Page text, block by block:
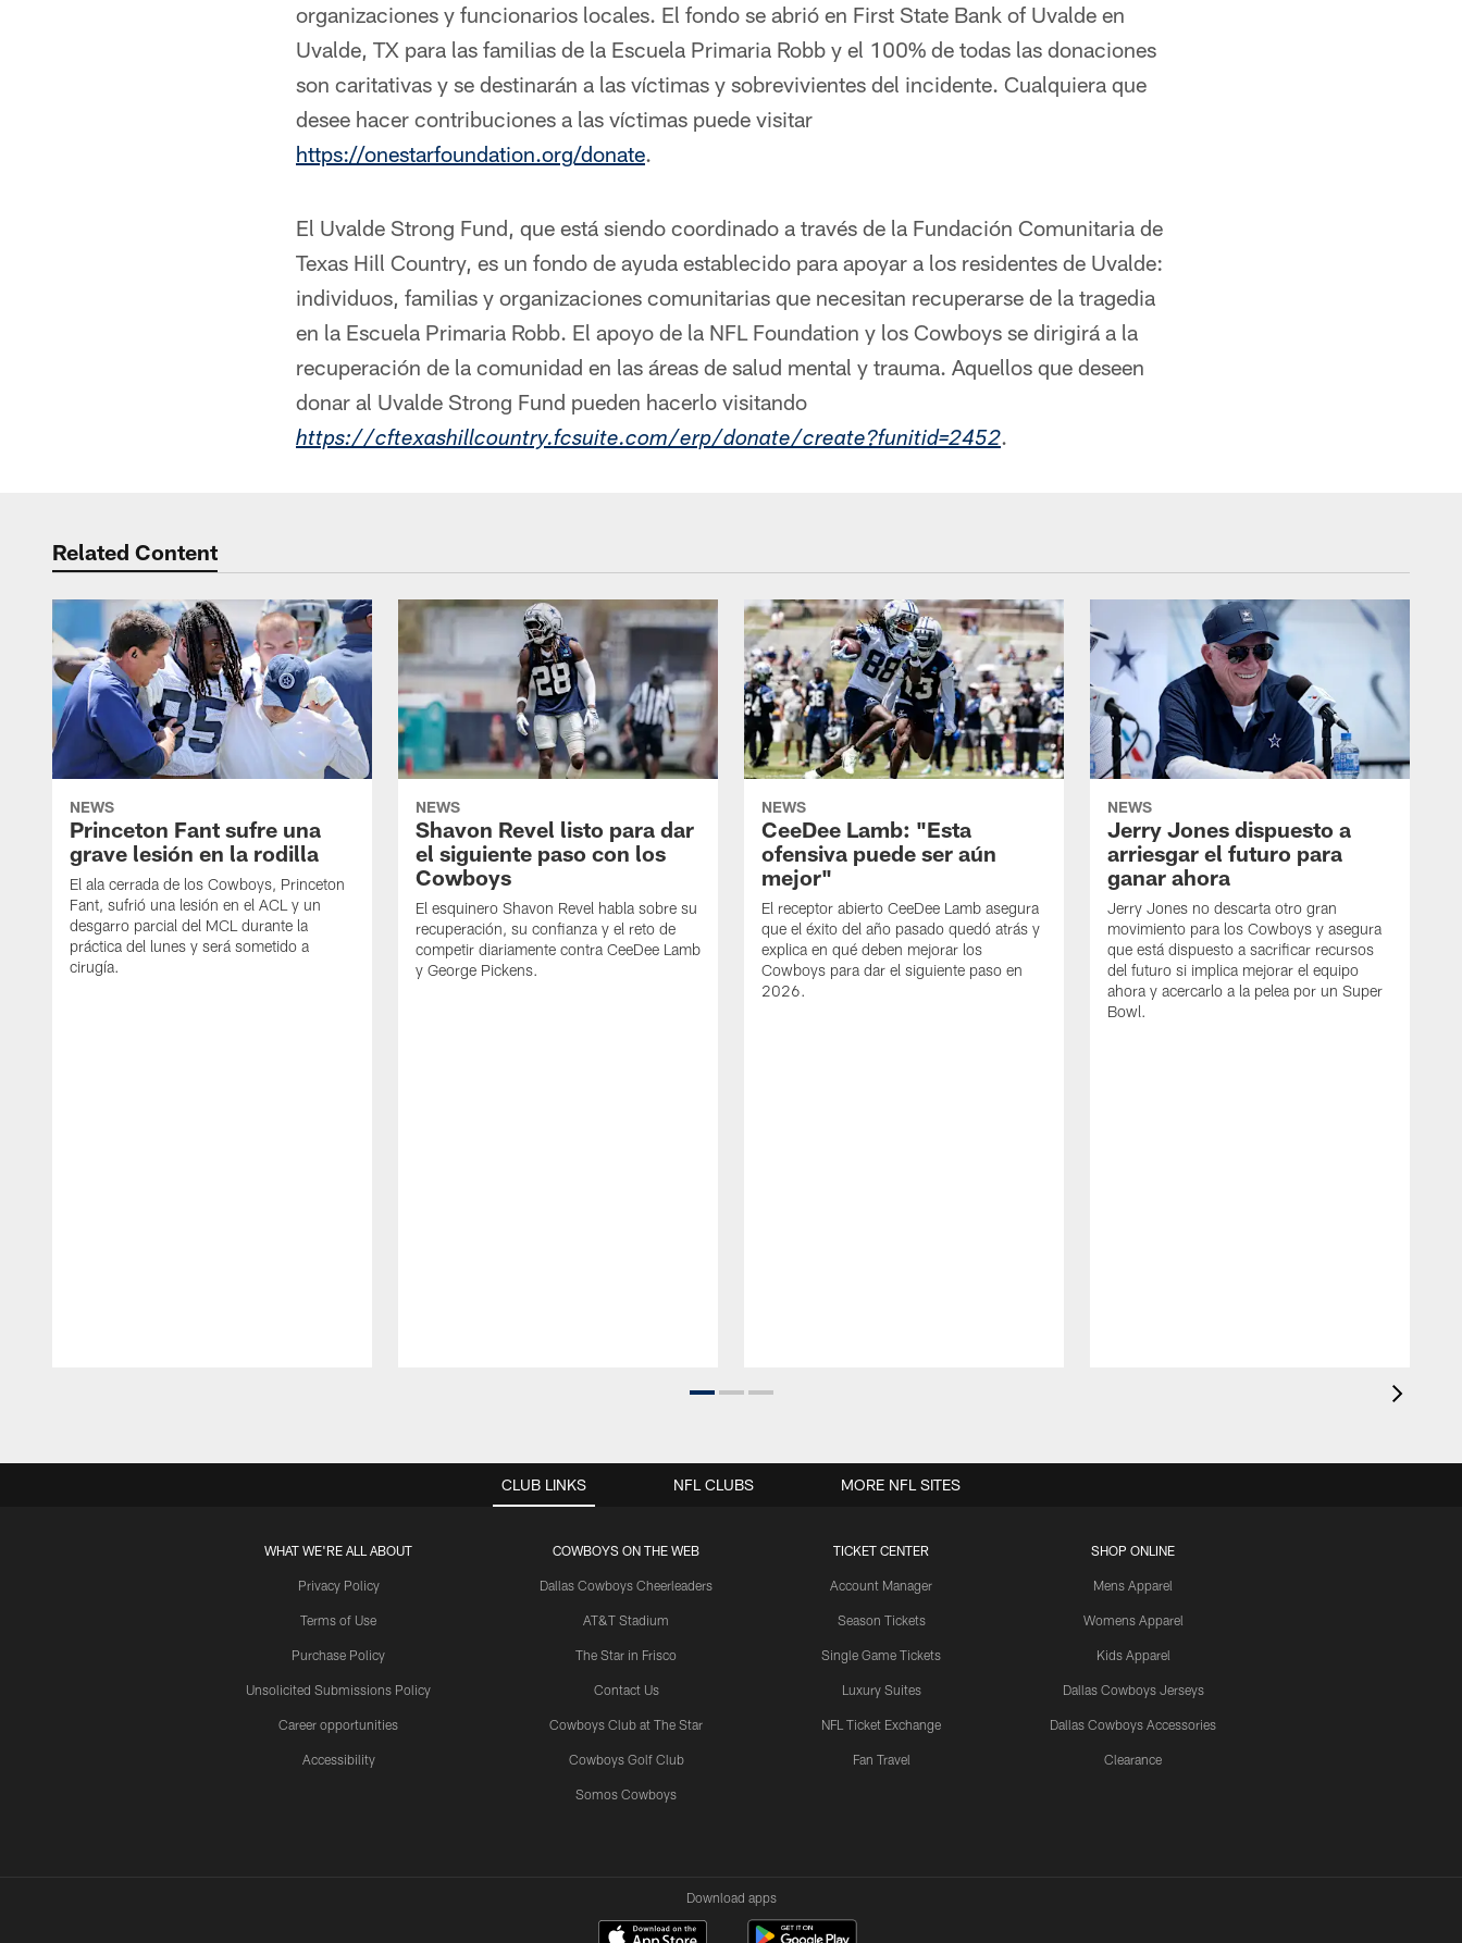
organizaciones y funcionarios locales. El fondo se abrió en First State Bank of Uvalde en
Uvalde, TX para las familias de la Escuela Primaria Robb y el 100% de todas las donaciones
son caritativas y se destinarán a las víctimas y sobrevivientes del incidente. Cualquiera que
desee hacer contribuciones a las víctimas puede visitar
https://onestarfoundation.org/donate.
El Uvalde Strong Fund, que está siendo coordinado a través de la Fundación Comunitaria de
Texas Hill Country, es un fondo de ayuda establecido para apoyar a los residentes de Uvalde:
individuos, familias y organizaciones comunitarias que necesitan recuperarse de la tragedia
en la Escuela Primaria Robb. El apoyo de la NFL Foundation y los Cowboys se dirigirá a la
recuperación de la comunidad en las áreas de salud mental y trauma. Aquellos que deseen
donar al Uvalde Strong Fund pueden hacerlo visitando
https://cftexashillcountry.fcsuite.com/erp/donate/create?funitid=2452.
Related Content
NEWS
Princeton Fant sufre una
grave lesión en la rodilla
El ala cerrada de los Cowboys, Princeton
Fant, sufrió una lesión en el ACL y un
desgarro parcial del MCL durante la
práctica del lunes y será sometido a
cirugía.
NEWS
Shavon Revel listo para dar
el siguiente paso con los
Cowboys
El esquinero Shavon Revel habla sobre su
recuperación, su confianza y el reto de
competir diariamente contra CeeDee Lamb
y George Pickens.
NEWS
CeeDee Lamb: "Esta
ofensiva puede ser aún
mejor"
El receptor abierto CeeDee Lamb asegura
que el éxito del año pasado quedó atrás y
explica en qué deben mejorar los
Cowboys para dar el siguiente paso en
2026.
NEWS
Jerry Jones dispuesto a
arriesgar el futuro para
ganar ahora
Jerry Jones no descarta otro gran
movimiento para los Cowboys y asegura
que está dispuesto a sacrificar recursos
del futuro si implica mejorar el equipo
ahora y acercarlo a la pelea por un Super
Bowl.
CLUB LINKS
WHAT WE'RE ALL ABOUT
Privacy Policy
Terms of Use
Purchase Policy
Unsolicited Submissions Policy
Career opportunities
Accessibility
COWBOYS ON THE WEB
Dallas Cowboys Cheerleaders
AT&T Stadium
The Star in Frisco
Contact Us
Cowboys Club at The Star
Cowboys Golf Club
Somos Cowboys
TICKET CENTER
Account Manager
Season Tickets
Single Game Tickets
Luxury Suites
NFL Ticket Exchange
Fan Travel
SHOP ONLINE
Mens Apparel
Womens Apparel
Kids Apparel
Dallas Cowboys Jerseys
Dallas Cowboys Accessories
Clearance
NFL CLUBS MORE NFL SITES
Download apps